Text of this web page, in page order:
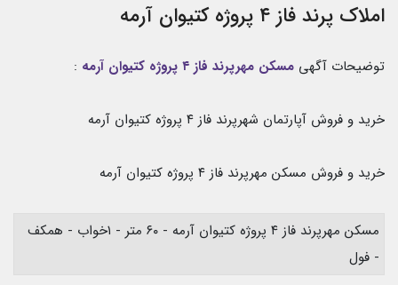
املاک پرند فاز ۴ پروژه کتیوان آرمه
توضیحات آگهی مسکن مهرپرند فاز ۴ پروژه کتیوان آرمه :
خرید و فروش آپارتمان شهرپرند فاز ۴ پروژه کتیوان آرمه
خرید و فروش مسکن مهرپرند فاز ۴ پروژه کتیوان آرمه
مسکن مهرپرند فاز ۴ پروژه کتیوان آرمه - ۶۰ متر - ۱خواب - همکف
- فول